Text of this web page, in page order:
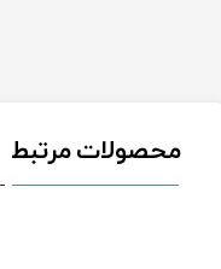
محصولات مرتبط